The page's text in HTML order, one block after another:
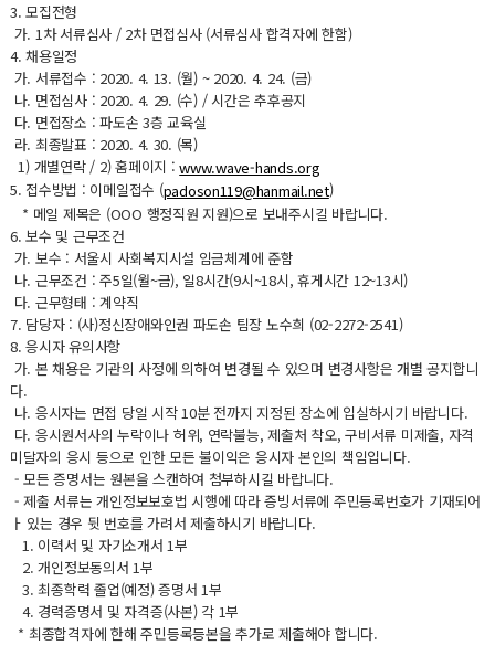
3. 모집전형
가. 1차 서류심사 / 2차 면접심사 (서류심사 합격자에 한함)
4. 채용일정
가. 서류접수 : 2020. 4. 13. (월) ~ 2020. 4. 24. (금)
나. 면접심사 : 2020. 4. 29. (수) / 시간은 추후공지
다. 면접장소 : 파도손 3층 교육실
라. 최종발표 : 2020. 4. 30. (목)
1) 개별연락 / 2) 홈페이지 :www.wave-hands.org
5. 접수방법 : 이메일접수 (padoson119@hanmail.net)
* 메일 제목은 (OOO 행정직원 지원)으로 보내주시길 바랍니다.
6. 보수 및 근무조건
가. 보수 : 서울시 사회복지시설 임금체계에 준함
나. 근무조건 : 주5일(월~금), 일8시간(9시~18시, 휴게시간 12~13시)
다. 근무형태 : 계약직
7. 담당자 : (사)정신장애와인권 파도손 팀장 노수희 (02-2272-2541)
8. 응시자 유의사항
가. 본 채용은 기관의 사정에 의하여 변경될 수 있으며 변경사항은 개별 공지합니
다.
나. 응시자는 면접 당일 시작 10분 전까지 지정된 장소에 입실하시기 바랍니다.
다. 응시원서사의 누락이나 허위, 연락불능, 제출처 착오, 구비서류 미제출, 자격
미달자의 응시 등으로 인한 모든 불이익은 응시자 본인의 책임입니다.
- 모든 증명서는 원본을 스캔하여 첨부하시길 바랍니다.
- 제출 서류는 개인정보보호법 시행에 따라 증빙서류에 주민등록번호가 기재되어
ㅏ 있는 경우 뒷 번호를 가려서 제출하시기 바랍니다.
1. 이력서 및 자기소개서 1부
2. 개인정보동의서 1부
3. 최종학력 졸업(예정) 증명서 1부
4. 경력증명서 및 자격증(사본) 각 1부
* 최종합격자에 한해 주민등록등본을 추가로 제출해야 합니다.